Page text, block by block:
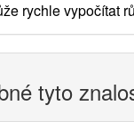
rychle vypočítat
tyto